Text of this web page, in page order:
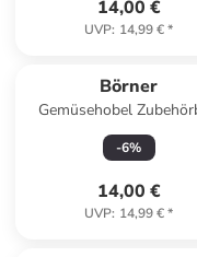
14,00 €
UVP: 14,99 €*
Börner
Gemüsehobel
Schieberbox - Zubehör
PowerLine in weiß
-6%
14,00 €
UVP: 14,99 €*